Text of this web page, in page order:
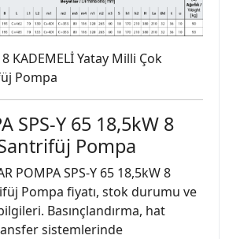
KADEMELİ Yatay Milli Çok
Pompa
SPS-Y 65 18,5kW 8
Pompa
POMPA SPS-Y 65 18,5kW 8
Pompa fiyatı, stok durumu ve
Basınçlandırma, hat
sistemlerinde